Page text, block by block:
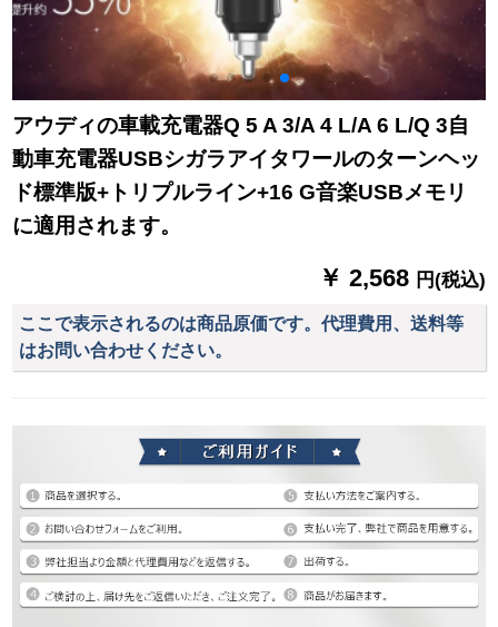
アウディの車載充電器Q 5 A 3/A 4 L/A 6 L/Q 3自
動車充電器USBシガラアイタワールのターンヘッ
ド標準版+トリプルライン+16 G音楽USBメモリ
に適用されます。
￥ 2,568 円(税込)
ここで表示されるのは商品原価です。代理費用、送料等
はお問い合わせください。